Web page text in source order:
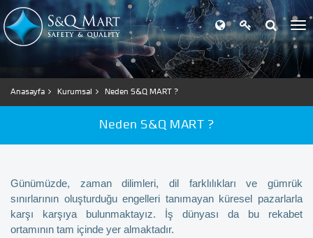
Anasayfa Kurumsal Neden S&Q MART ?
Neden S&Q MART ?
Günümüzde, zaman dilimleri, dil farklılıkları ve gümrük
sınırlarının oluşturduğu engelleri tanımayan küresel pazarlarla
karşı karşıya bulunmaktayız. İş dünyası da bu rekabet
ortamının tam içinde yer almaktadır.